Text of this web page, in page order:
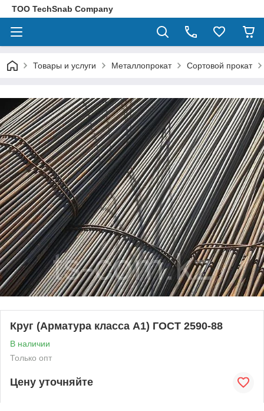
ТОО TechSnab Company
Товары и услуги Металлопрокат Сортовой прокат
Круг (Арматура класса А1) ГОСТ 2590-88
В наличии
Только опт
Цену уточняйте